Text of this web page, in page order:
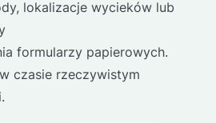
lokalizacje wycieków lub
formularzy papierowych.
czasie rzeczywistym